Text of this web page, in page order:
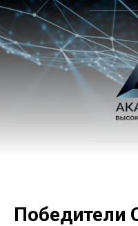
Победители